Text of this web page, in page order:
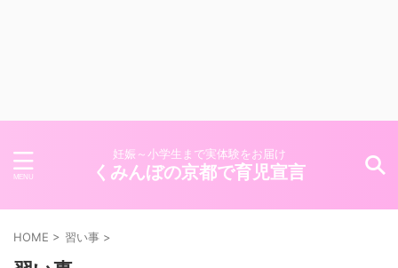
妊娠～小学生まで実体験をお届け
くみんぼの京都で育児宣言
HOME > 習い事 >